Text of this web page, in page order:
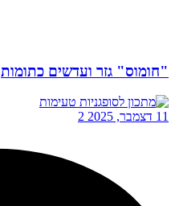
"חומוס" גזר ועדשים כתומות
11 דצמבר, 2025 2